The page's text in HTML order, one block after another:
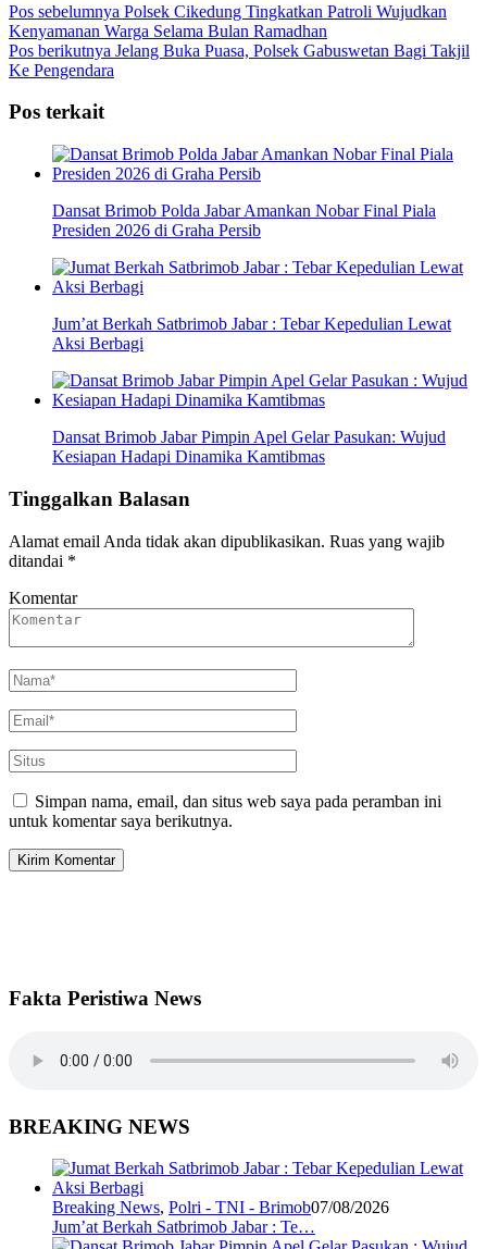
Pos sebelumnya Polsek Cikedung Tingkatkan Patroli Wujudkan
Kenyamanan Warga Selama Bulan Ramadhan
Pos berikutnya Jelang Buka Puasa, Polsek Gabuswetan Bagi Takjil
Ke Pengendara
Pos terkait
Dansat Brimob Polda Jabar Amankan Nobar Final Piala
Presiden 2026 di Graha Persib
Jum’at Berkah Satbrimob Jabar : Tebar Kepedulian Lewat
Aksi Berbagi
Dansat Brimob Jabar Pimpin Apel Gelar Pasukan: Wujud
Kesiapan Hadapi Dinamika Kamtibmas
Tinggalkan Balasan
Alamat email Anda tidak akan dipublikasikan. Ruas yang wajib
ditandai *
Komentar
Simpan nama, email, dan situs web saya pada peramban ini
untuk komentar saya berikutnya.
Fakta Peristiwa News
BREAKING NEWS
Breaking News, Polri - TNI - Brimob07/08/2026
Jum’at Berkah Satbrimob Jabar : Te…